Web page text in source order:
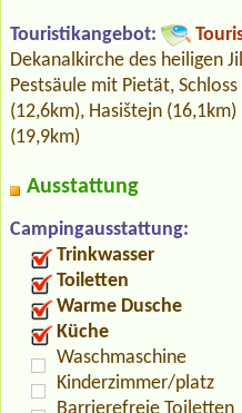
Touristikangebot:
Dekanalkirche des heiligen
Pestsäule mit Pietät,
(12,6km), Hasištejn
(19,9km)
Ausstattung
Campingausstattung:
Trinkwasser
Toiletten
Warme Dusche
Küche
Waschmaschine
Kinderzimmer/platz